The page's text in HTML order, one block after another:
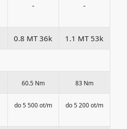
- -
0.8 MT 36k 1.1 MT 53k
60.5 Nm 83 Nm
do 5 500 ot/m do 5 200 ot/m